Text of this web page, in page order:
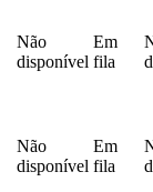
Não
disponível
Em
fila
Não
disponível
Em
fila